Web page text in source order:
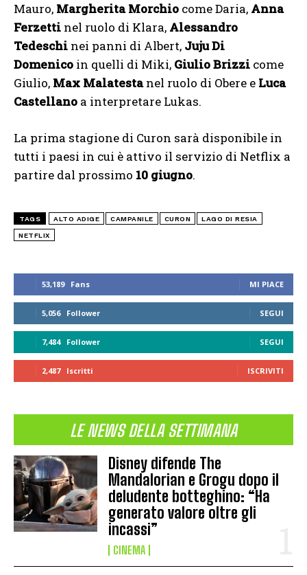
53,189 Fans MI PIACE
5,056 Follower SEGUI
7,484 Follower SEGUI
2,487 Iscritti ISCRIVITI
LE NEWS DELLA SETTIMANA
Disney difende The
Mandalorian e Grogu dopo il
deludente botteghino: “Ha
generato valore oltre gli
incassi”
CINEMA
Mauro, Margherita Morchio come Daria, Anna
Ferzetti nel ruolo di Klara, Alessandro
Tedeschi nei panni di Albert, Juju Di
Domenico in quelli di Miki, Giulio Brizzi come
Giulio, Max Malatestanel ruolo di Obere e Luca
Castellano a interpretare Lukas.
La prima stagione di Curon sarà disponibile in
tutti i paesi in cui è attivo il servizio di Netflix a
partire dal prossimo 10 giugno.
TAGS ALTO ADIGE CAMPANILE CURON LAGO DI RESIA
NETFLIX